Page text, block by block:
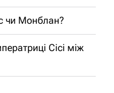
чи Монблан?
Сісі між